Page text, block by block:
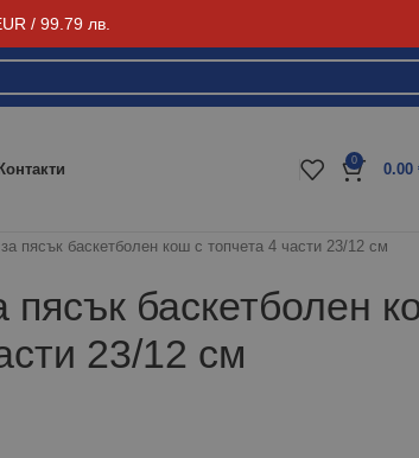
/ 99.79 лв.
0
0.00
пясък баскетболен кош с топчета 4 части 23/12 см
пясък баскетболен
23/12 см